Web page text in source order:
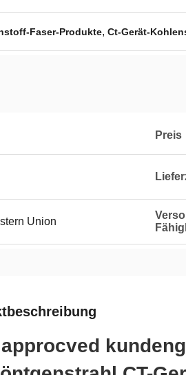
Faser-Produkte, Ct-Gerät-
Preis
Union
approcved